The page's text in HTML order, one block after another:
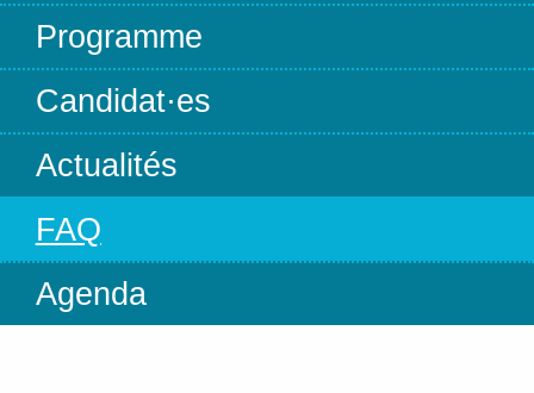
Programme
Candidat·es
Actualités
FAQ
Agenda